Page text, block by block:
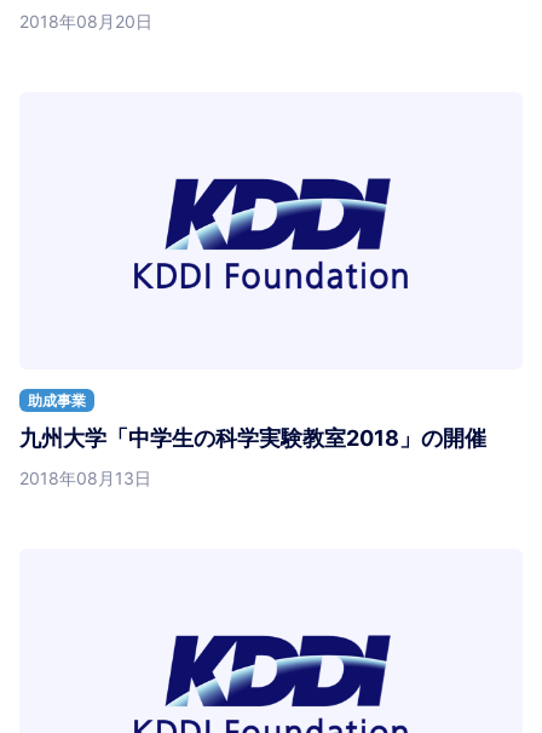
2018年08月20日
助成事業
九州大学「中学生の科学実験教室2018」の開催
2018年08月13日